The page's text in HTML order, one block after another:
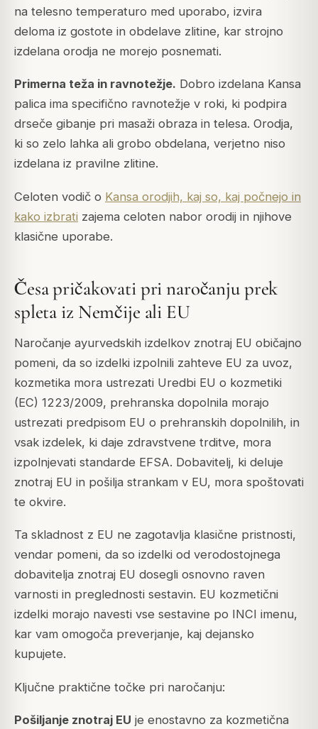
na telesno temperaturo med uporabo, izvira
deloma iz gostote in obdelave zlitine, kar strojno
izdelana orodja ne morejo posnemati.
Primerna teža in ravnotežje. Dobro izdelana Kansa
palica ima specifično ravnotežje v roki, ki podpira
drseče gibanje pri masaži obraza in telesa. Orodja,
ki so zelo lahka ali grobo obdelana, verjetno niso
izdelana iz pravilne zlitine.
Celoten vodič o Kansa orodjih, kaj so, kaj počnejo in
kako izbrati zajema celoten nabor orodij in njihove
klasične uporabe.
Česa pričakovati pri naročanju prek
spleta iz Nemčije ali EU
Naročanje ayurvedskih izdelkov znotraj EU običajno
pomeni, da so izdelki izpolnili zahteve EU za uvoz,
kozmetika mora ustrezati Uredbi EU o kozmetiki
(EC) 1223/2009, prehranska dopolnila morajo
ustrezati predpisom EU o prehranskih dopolnilih, in
vsak izdelek, ki daje zdravstvene trditve, mora
izpolnjevati standarde EFSA. Dobavitelj, ki deluje
znotraj EU in pošilja strankam v EU, mora spoštovati
te okvire.
Ta skladnost z EU ne zagotavlja klasične pristnosti,
vendar pomeni, da so izdelki od verodostojnega
dobavitelja znotraj EU dosegli osnovno raven
varnosti in preglednosti sestavin. EU kozmetični
izdelki morajo navesti vse sestavine po INCI imenu,
kar vam omogoča preverjanje, kaj dejansko
kupujete.
Ključne praktične točke pri naročanju:
Pošiljanje znotraj EU je enostavno za kozmetična